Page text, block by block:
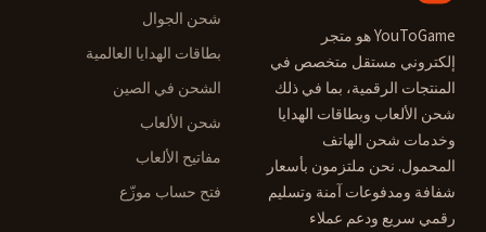
YouToGame هو متجر
إلكتروني مستقل متخصص في
المنتجات الرقمية، بما في ذلك
شحن الألعاب وبطاقات الهدايا
وخدمات شحن الهاتف
المحمول. نحن ملتزمون بأسعار
شفافة ومدفوعات آمنة وتسليم
رقمي سريع ودعم عملاء
شحن الجوال
بطاقات الهدايا العالمية
الشحن في الصين
شحن الألعاب
مفاتيح الألعاب
فتح حساب موزّع